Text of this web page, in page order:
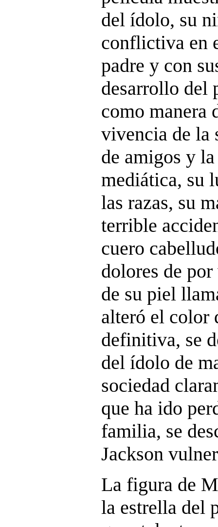
del ídolo, su
conflictiva en
padre y con
desarrollo del
como manera
vivencia de la
de amigos y
mediática, su
las razas, su
terrible
cuero
dolores de
de su piel
alteró el
definitiva, se
del ídolo de
sociedad
que ha ido
familia, se
Jackson
La figura de
la estrella del